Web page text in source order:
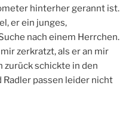
hinterher gerannt ist.
er ein junges,
nach einem Herrchen.
zerkratzt, als er an mir
zurück schickte in den
Radler passen leider nicht